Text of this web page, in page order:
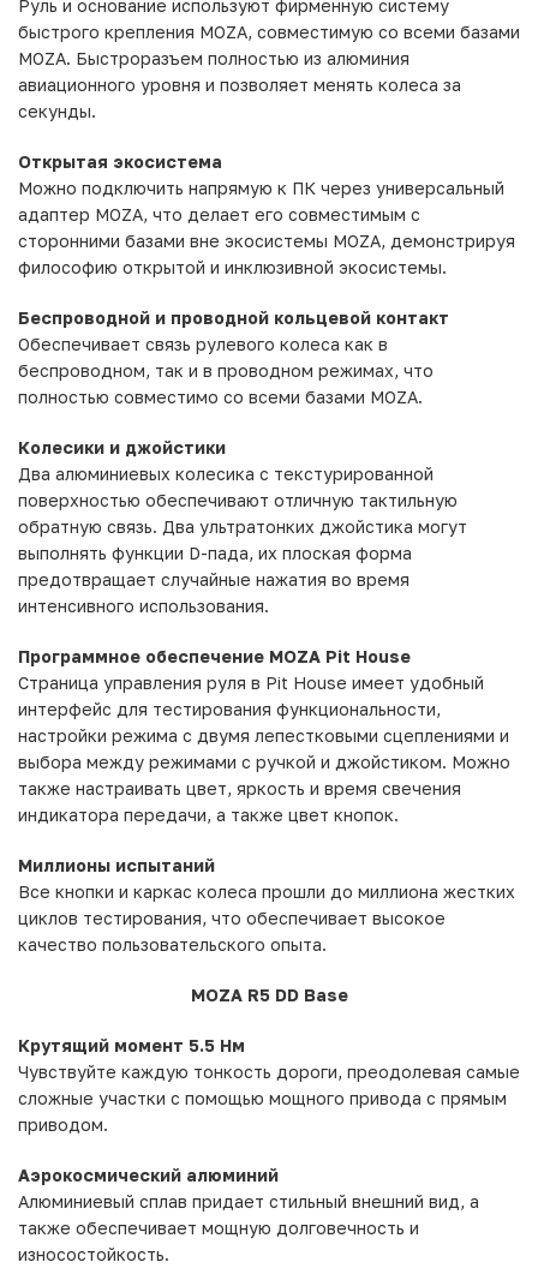
Руль и основание используют фирменную систему
быстрого крепления MOZA, совместимую со всеми базами
MOZA. Быстроразъем полностью из алюминия
авиационного уровня и позволяет менять колеса за
секунды.
Открытая экосистема
Можно подключить напрямую к ПК через универсальный
адаптер MOZA, что делает его совместимым с
сторонними базами вне экосистемы MOZA, демонстрируя
философию открытой и инклюзивной экосистемы.
Беспроводной и проводной кольцевой контакт
Обеспечивает связь рулевого колеса как в
беспроводном, так и в проводном режимах, что
полностью совместимо со всеми базами MOZA.
Колесики и джойстики
Два алюминиевых колесика с текстурированной
поверхностью обеспечивают отличную тактильную
обратную связь. Два ультратонких джойстика могут
выполнять функции D-пада, их плоская форма
предотвращает случайные нажатия во время
интенсивного использования.
Программное обеспечение MOZA Pit House
Страница управления руля в Pit House имеет удобный
интерфейс для тестирования функциональности,
настройки режима с двумя лепестковыми сцеплениями и
выбора между режимами с ручкой и джойстиком. Можно
также настраивать цвет, яркость и время свечения
индикатора передачи, а также цвет кнопок.
Миллионы испытаний
Все кнопки и каркас колеса прошли до миллиона жестких
циклов тестирования, что обеспечивает высокое
качество пользовательского опыта.
MOZA R5 DD Base
Крутящий момент 5.5 Нм
Чувствуйте каждую тонкость дороги, преодолевая самые
сложные участки с помощью мощного привода с прямым
приводом.
Аэрокосмический алюминий
Алюминиевый сплав придает стильный внешний вид, а
также обеспечивает мощную долговечность и
износостойкость.